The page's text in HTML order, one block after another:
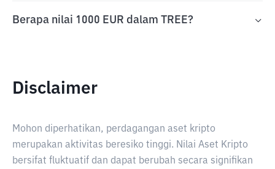
Berapa nilai 1000 EUR dalam TREE?
Disclaimer
Mohon diperhatikan, perdagangan aset kripto
merupakan aktivitas beresiko tinggi. Nilai Aset Kripto
bersifat fluktuatif dan dapat berubah secara signifikan